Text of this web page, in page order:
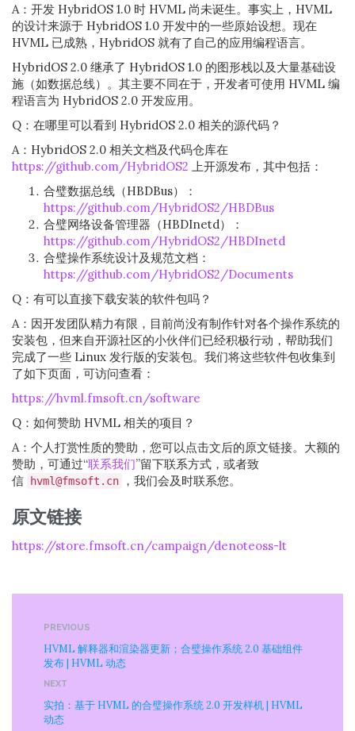
A：开发 HybridOS 1.0 时 HVML 尚未诞生。事实上，HVML
的设计来源于 HybridOS 1.0 开发中的一些原始设想。现在
HVML 已成熟，HybridOS 就有了自己的应用编程语言。
HybridOS 2.0 继承了 HybridOS 1.0 的图形栈以及大量基础设
施（如数据总线）。其主要不同在于，开发者可使用 HVML 编
程语言为 HybridOS 2.0 开发应用。
Q：在哪里可以看到 HybridOS 2.0 相关的源代码？
A：HybridOS 2.0 相关文档及代码仓库在
https://github.com/HybridOS2 上开源发布，其中包括：
合璧数据总线（HBDBus）：
https://github.com/HybridOS2/HBDBus
合璧网络设备管理器（HBDInetd）：
https://github.com/HybridOS2/HBDInetd
合璧操作系统设计及规范文档：
https://github.com/HybridOS2/Documents
Q：有可以直接下载安装的软件包吗？
A：因开发团队精力有限，目前尚没有制作针对各个操作系统的
安装包，但来自开源社区的小伙伴们已经积极行动，帮助我们
完成了一些 Linux 发行版的安装包。我们将这些软件包收集到
了如下页面，可访问查看：
https://hvml.fmsoft.cn/software
Q：如何赞助 HVML 相关的项目？
A：个人打赏性质的赞助，您可以点击文后的原文链接。大额的
赞助，可通过“联系我们”留下联系方式，或者致
信
hvml@fmsoft.cn ，我们会及时联系您。
原文链接
https://store.fmsoft.cn/campaign/denoteoss-lt
PREVIOUS
HVML 解释器和渲染器更新；合璧操作系统 2.0 基础组件
发布 | HVML 动态
NEXT
实拍：基于 HVML 的合璧操作系统 2.0 开发样机 | HVML
动态